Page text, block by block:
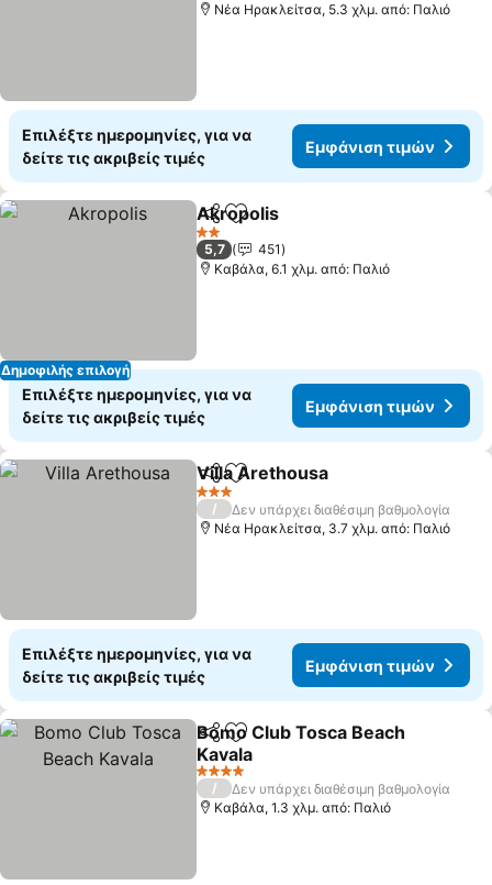
Νέα Ηρακλείτσα, 5.3 χλμ. από: Παλιό
Επιλέξτε ημερομηνίες, για να
δείτε τις ακριβείς τιμές
Εμφάνιση τιμών
Δημοφιλής επιλογή
Κοινοποίηση
Προσθήκη στα αγαπημένα
Akropolis
2 Αστέρια
5,7
451
Καβάλα, 6.1 χλμ. από: Παλιό
Επιλέξτε ημερομηνίες, για να
δείτε τις ακριβείς τιμές
Εμφάνιση τιμών
Κοινοποίηση
Προσθήκη στα αγαπημένα
Villa Arethousa
3 Αστέρια
/
Δεν υπάρχει διαθέσιμη βαθμολογία
Νέα Ηρακλείτσα, 3.7 χλμ. από: Παλιό
Επιλέξτε ημερομηνίες, για να
δείτε τις ακριβείς τιμές
Εμφάνιση τιμών
Κοινοποίηση
Προσθήκη στα αγαπημένα
Bomo Club Tosca Beach
Kavala
4 Αστέρια
/
Δεν υπάρχει διαθέσιμη βαθμολογία
Καβάλα, 1.3 χλμ. από: Παλιό